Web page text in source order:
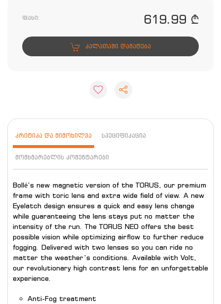
ფასი: 619.99 ₾
ᲙᲐᲚᲐᲗᲐᲨᲘ ᲓᲐᲛᲐᲢᲔᲑᲐ
ᲙᲠᲘᲢᲘᲙᲐ ᲓᲐ ᲛᲘᲛᲝᲮᲘᲚᲕᲐ ᲡᲞᲔᲪᲘᲤᲘᲙᲐᲪᲘᲐ
ᲛᲝᲛᲮᲛᲐᲠᲔᲑᲚᲘᲡ ᲙᲝᲛᲔᲜᲢᲐᲠᲔᲑᲘ
Bollé’s new magnetic version of the TORUS, our premium
frame with toric lens and extra wide field of view. A new
Eyelatch design ensures a quick and easy lens change
while guaranteeing the lens stays put no matter the
intensity of the run. The TORUS NEO offers the best
possible vision while optimizing airflow to further reduce
fogging. Delivered with two lenses so you can ride no
matter the weather’s conditions. Available with Volt,
our revolutionary high contrast lens for an unforgettable
experience.
Anti-Fog treatment